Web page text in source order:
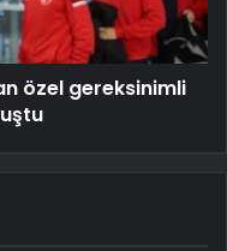
özel gereksinimli